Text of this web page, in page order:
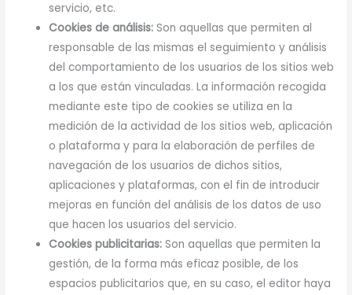
servicio, etc.
Cookies de análisis: Son aquellas que permiten al
responsable de las mismas el seguimiento y análisis
del comportamiento de los usuarios de los sitios web
a los que están vinculadas. La información recogida
mediante este tipo de cookies se utiliza en la
medición de la actividad de los sitios web, aplicación
o plataforma y para la elaboración de perfiles de
navegación de los usuarios de dichos sitios,
aplicaciones y plataformas, con el fin de introducir
mejoras en función del análisis de los datos de uso
que hacen los usuarios del servicio.
Cookies publicitarias: Son aquellas que permiten la
gestión, de la forma más eficaz posible, de los
espacios publicitarios que, en su caso, el editor haya